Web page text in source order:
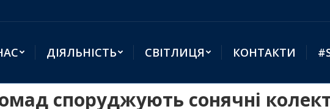
ДІЯЛЬНІСТЬ СВІТЛИЦЯ КОНТАКТИ
споруджують сонячні